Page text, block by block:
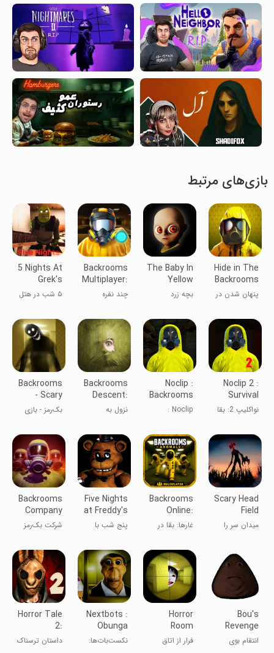
بازی‌های مرتبط
Hide in The
Backrooms
Nextbots
پنهان شدن در
نکست‌بات‌ها
The Baby In
Yellow
بچه زرد
Backrooms
Multiplayer:
Noclip
چند نفره
کلید
5 Nights At
Grek's
Hotel
۵ شب در هتل
Noclip 2 :
Survival
Online
نواکلیپ 2: بقا
Noclip :
Backrooms
Multiplayer
Noclip :
اتاق‌های عقب
Backrooms
Descent:
Horror
Game
نزول به
بازی ترسناک
Backrooms
- Scary
Horror
Game
بک‌رمز - بازی
Scary Head
Field
میدان سر را
Backrooms
Online:
Coop Horror
غارها: بقا در
Five Nights
at Freddy's
پنج شب با
Backrooms
Company
Multiplayer
شرکت بک‌رمز
Bou's
Revenge
انتقام بوی
Horror
Room
Escape:
Watch Out!
فرار از اتاق
Nextbots :
Obunga
Chase
نکست‌بات‌ها:
Horror Tale
2:
Samantha
داستان ترسناک